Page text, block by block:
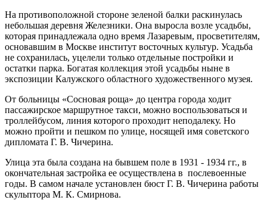
На противоположной стороне зеленой балки раскинулась
небольшая деревня Железники. Она выросла возле усадьбы,
которая принадлежала одно время Лазаревым, просветителям,
основавшим в Москве институт восточных культур. Усадьба
не сохранилась, уцелели только отдельные постройки и
остатки парка. Богатая коллекция этой усадьбы ныне в
экспозиции Калужского областного художественного музея.
От больницы «Сосновая роща» до центра города ходит
пассажирское маршрутное такси, можно воспользоваться и
троллейбусом, линия которого проходит неподалеку. Но
можно пройти и пешком по улице, носящей имя советского
дипломата Г. В. Чичерина.
Улица эта была создана на бывшем поле в 1931 - 1934 гг., в
окончательная застройка ее осуществлена в послевоенные
годы. В самом начале установлен бюст Г. В. Чичерина работы
скульптора М. К. Смирнова.